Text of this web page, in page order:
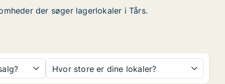
der søger lagerlokaler i Tårs.
Hvor store er dine lokaler?